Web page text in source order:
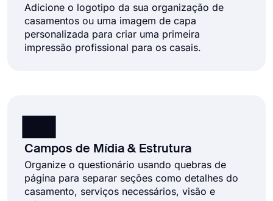
Adicione o logotipo da sua organização de
casamentos ou uma imagem de capa
personalizada para criar uma primeira
impressão profissional para os casais.
Campos de Mídia & Estrutura
Organize o questionário usando quebras de
página para separar seções como detalhes do
casamento, serviços necessários, visão e